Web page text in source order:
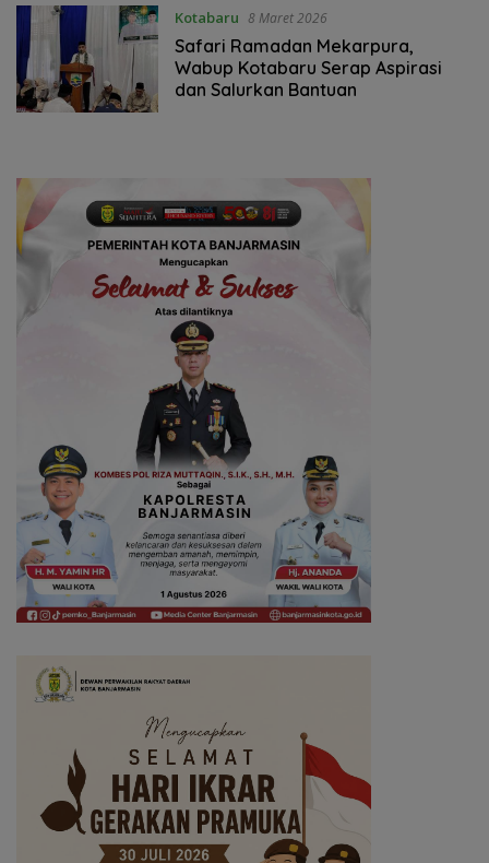
Kotabaru 8 Maret 2026
Safari Ramadan Mekarpura,
Wabup Kotabaru Serap Aspirasi
dan Salurkan Bantuan